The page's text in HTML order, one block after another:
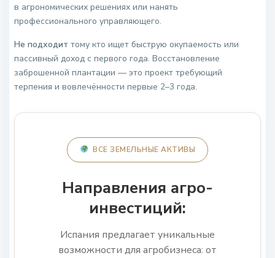
в агрономических решениях или нанять
профессионального управляющего.
Не подходит тому кто ищет быструю окупаемость или
пассивный доход с первого года. Восстановление
заброшенной плантации — это проект требующий
терпения и вовлечённости первые 2–3 года.
ВСЕ ЗЕМЕЛЬНЫЕ АКТИВЫ
Направления агро-
инвестиций:
Испания предлагает уникальные
возможности для агробизнеса: от